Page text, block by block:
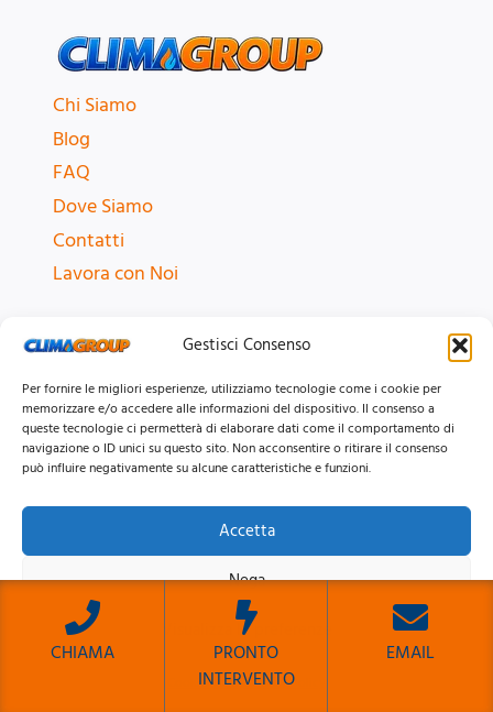
Gestisci Consenso
Per fornire le migliori esperienze, utilizziamo tecnologie come i cookie per
memorizzare e/o accedere alle informazioni del dispositivo. Il consenso a
queste tecnologie ci permetterà di elaborare dati come il comportamento di
navigazione o ID unici su questo sito. Non acconsentire o ritirare il consenso
può influire negativamente su alcune caratteristiche e funzioni.
Accetta
Nega
Visualizza le preferenze
Cookie PolicyPrivacy Policy
Chi Siamo
Blog
FAQ
Dove Siamo
Contatti
Lavora con Noi
SERVIZI CALDAIE
Assistenza
Bollino Blu
Installazione
Revisione
Riparazione
Vendita
ZONE CALDAIE
CHIAMA
PRONTO
INTERVENTO
EMAIL